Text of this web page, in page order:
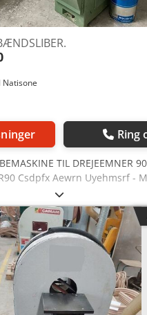
Natisone
Ring
TIL DREJEEMNER
Csdpfx Aewrn Uyehmsrf -
mm - Automatisk ladesystem